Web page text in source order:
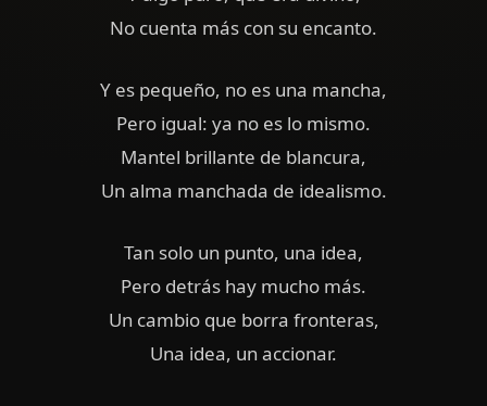
No cuenta más con su encanto.
Y es pequeño, no es una mancha,
Pero igual: ya no es lo mismo.
Mantel brillante de blancura,
Un alma manchada de idealismo.
Tan solo un punto, una idea,
Pero detrás hay mucho más.
Un cambio que borra fronteras,
Una idea, un accionar.